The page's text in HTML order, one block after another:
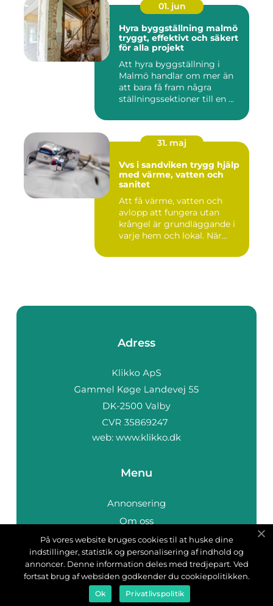
01. jun
Hyra byggställning malmö
tryggt, effektivt och säkert
för alla projekt
Att hyra byggställning i
Malmö handlar om mer än
att bara få fram några
ställningssektioner till en ...
31. maj
Vvs i sandviken trygg hjälp
med värme, vatten och
sanitet
Att få värme, vatten och
avlopp att fungera utan
krångel är grundläggande i
varje hem och lokal. När...
Adress
web: www.klikko.dk
Menu
Annonsering
Om oss
Cookies
Kontakta oss
Sitemap
På vores website bruges cookies til at huske dine
indstillinger, statistik og personalisering af indhold og
annoncer. Denne information deles med tredjepart. Ved
fortsat brug af websiden godkender du cookiepolitikken.
Ok Privatlivspolitik